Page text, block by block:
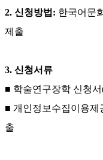
2. 신청방법: 한국어문
제출
3. 신청서류
■ 학술연구장학 신청
■ 개인정보수집이용제
출